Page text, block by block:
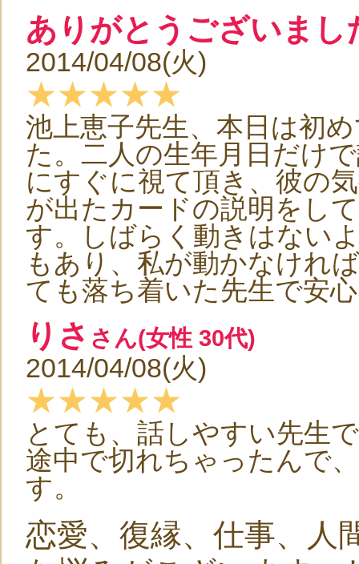
ありがとうございまし
2014/04/08(火)
★★★★★
池上恵子先生、本日は初
た。二人の生年月日だけ
にすぐに視て頂き、彼の
が出たカードの説明をし
す。しばらく動きはない
もあり、私が動かなけれ
ても落ち着いた先生で安
りさ さん(女性 30代)
2014/04/08(火)
★★★★★
とても、話しやすい先生
途中で切れちゃったんで
す。
恋愛、復縁、仕事、人